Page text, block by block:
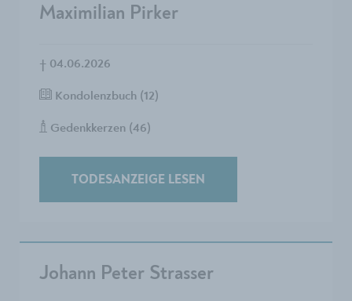
Maximilian Pirker
† 04.06.2026
Kondolenzbuch (12)
Gedenkkerzen (46)
TODESANZEIGE LESEN
Johann Peter Strasser